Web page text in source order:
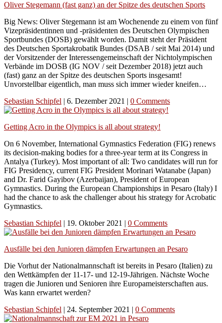
Oliver Stegemann (fast ganz) an der Spitze des deutschen Sports
Big News: Oliver Stegemann ist am Wochenende zu einem von fünf
Vizepräsidentinnen und -präsidenten des Deutschen Olympischen
Sportbundes (DOSB) gewählt worden. Damit steht der Präsident
des Deutschen Sportakrobatik Bundes (DSAB / seit Mai 2014) und
der Vorsitzender der Interessengemeinschaft der Nichtolympischen
Verbände im DOSB (IG NOV / seit Dezember 2018) jetzt auch
(fast) ganz an der Spitze des deutschen Sports insgesamt!
Unvorstellbar eigentlich, man muss sich immer wieder kneifen…
Sebastian Schipfel | 6. Dezember 2021 | 0 Comments
Getting Acro in the Olympics is all about strategy!
On 6 November, International Gymnastics Federation (FIG) renews
its decision-making bodies for a three-year term at its Congress in
Antalya (Turkey). Most important of all: Two candidates will run for
FIG Presidency, current FIG President Morinari Watanabe (Japan)
and Dr. Farid Gayibov (Azerbaijan), President of European
Gymnastics. During the European Championships in Pesaro (Italy) I
had the chance to ask the challenger about his strategy for Acrobatic
Gymnastics.
Sebastian Schipfel | 19. Oktober 2021 | 0 Comments
Ausfälle bei den Junioren dämpfen Erwartungen an Pesaro
Die Vorhut der Nationalmannschaft ist bereits in Pesaro (Italien) zu
den Wettkämpfen der 11-17- und 12-19-Jährigen. Nächste Woche
tragen die Junioren und Senioren ihre Europameisterschaften aus.
Was kann erwartet werden?
Sebastian Schipfel | 24. September 2021 | 0 Comments